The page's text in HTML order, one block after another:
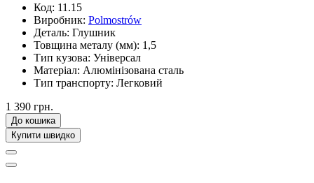
Код: 11.15
Виробник: Polmostrów
Деталь: Глушник
Товщина металу (мм): 1,5
Тип кузова: Універсал
Матеріал: Алюмінізована сталь
Тип транспорту: Легковий
1 390 грн.
До кошика
Купити швидко